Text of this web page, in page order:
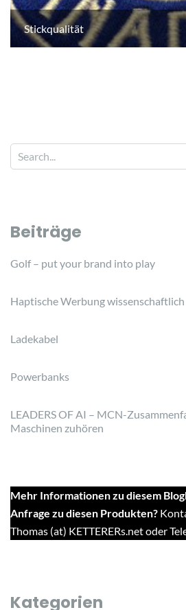
Stickqualität
Beiträge
Golf – put your brand into play
Haptische Werbung
Ladekabel
Powerbanks
LEADERS OF AI – MCN-
Maschinen zuhören
Mehr Informationen zu diesem
Anfrage zu diesen Produkten?
Thomas (at) KETTERERs.net oder
Kategorien